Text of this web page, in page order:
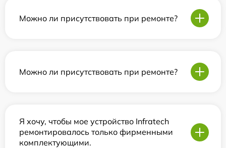
Можно ли присутствовать при ремонте?
Можно ли присутствовать при ремонте?
Я хочу, чтобы мое устройство Infratech
ремонтировалось только фирменными
комплектующими.